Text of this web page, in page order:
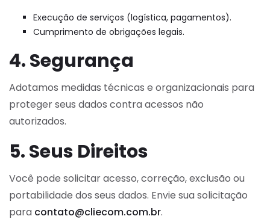
Execução de serviços (logística, pagamentos).
Cumprimento de obrigações legais.
4. Segurança
Adotamos medidas técnicas e organizacionais para
proteger seus dados contra acessos não
autorizados.
5. Seus Direitos
Você pode solicitar acesso, correção, exclusão ou
portabilidade dos seus dados. Envie sua solicitação
para contato@cliecom.com.br.